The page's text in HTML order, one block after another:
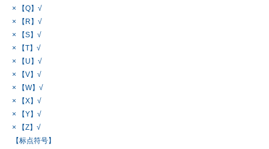
× 【Q】√
× 【R】√
× 【S】√
× 【T】√
× 【U】√
× 【V】√
× 【W】√
× 【X】√
× 【Y】√
× 【Z】√
【标点符号】